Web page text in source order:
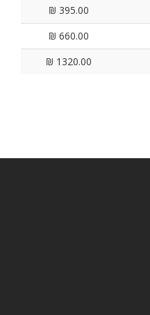
395.00 ₪
660.00 ₪
1320.00 ₪